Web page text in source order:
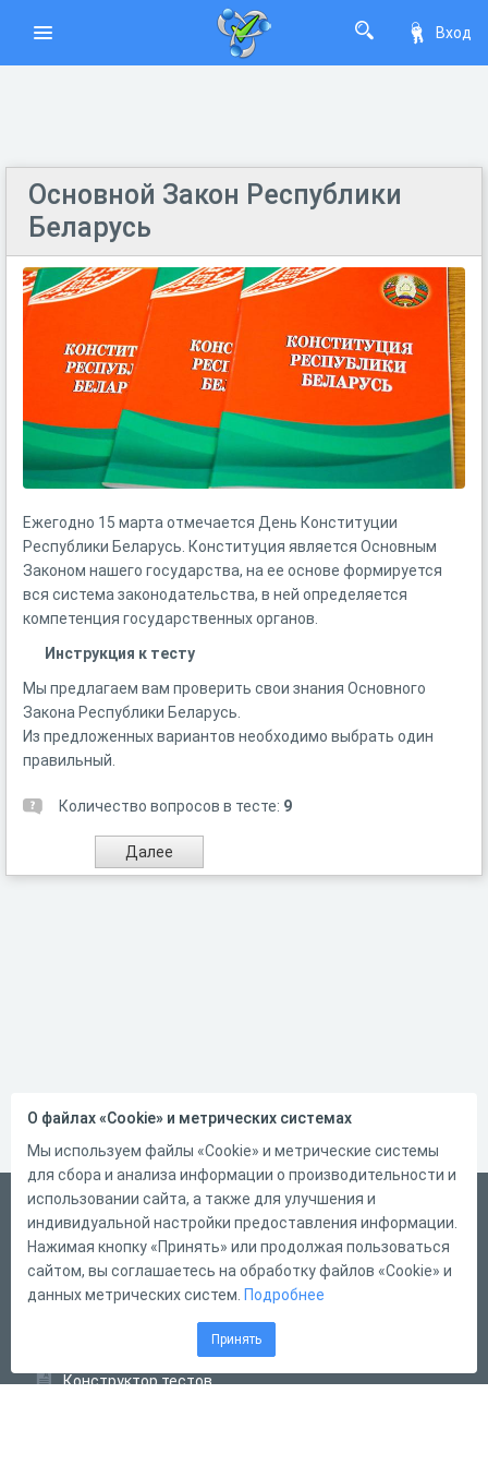
Вход
Основной Закон Республики
Беларусь
Ежегодно 15 марта отмечается День Конституции
Республики Беларусь. Конституция является Основным
Законом нашего государства, на ее основе формируется
вся система законодательства, в ней определяется
компетенция государственных органов.
Инструкция к тесту
Мы предлагаем вам проверить свои знания Основного
Закона Республики Беларусь.
Из предложенных вариантов необходимо выбрать один
правильный.
Количество вопросов в тесте: 9
Русский
Справка
Форма обратной связи
Конструктор тестов
О файлах «Cookie» и метрических системах
Мы используем файлы «Cookie» и метрические системы
для сбора и анализа информации о производительности и
использовании сайта, а также для улучшения и
индивидуальной настройки предоставления информации.
Нажимая кнопку «Принять» или продолжая пользоваться
сайтом, вы соглашаетесь на обработку файлов «Cookie» и
данных метрических систем. Подробнее
Принять